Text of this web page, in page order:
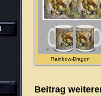
Rainbow-Dragon
Beitrag